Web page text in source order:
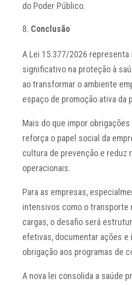
do Poder Público.
Conclusão
A Lei 15.377/2026 representa
significativo na proteção à
ao transformar o ambiente
espaço de promoção ativa da
Mais do que impor
reforça o papel social da
cultura de prevenção e reduz
operacionais.
Para as empresas,
intensivos como o transporte
cargas, o desafio será
efetivas, documentar ações e
obrigação aos programas de
A nova lei consolida a saúde